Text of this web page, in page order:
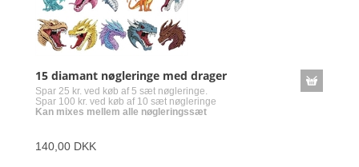
15 diamant nøgleringe med drager
Spar 25 kr. ved køb af 5 sæt nøgleringe.
Spar 100 kr. ved køb af 10 sæt nøgleringe
Kan mixes mellem alle nøgleringssæt
140,00 DKK